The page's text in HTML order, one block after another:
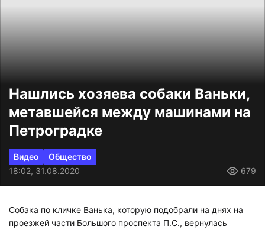
Нашлись хозяева собаки Ваньки,
метавшейся между машинами на
Петроградке
Видео
Общество
18:02, 31.08.2020
679
Собака по кличке Ванька, которую подобрали на днях на
проезжей части Большого проспекта П.С., вернулась